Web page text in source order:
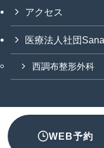
WEB予約
アクセス
医療法人社団
西調布整形外科
©Medical